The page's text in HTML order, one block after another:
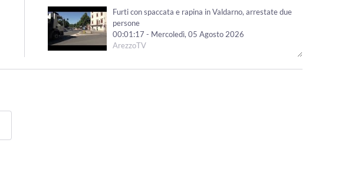
Furti con spaccata e rapina in Valdarno, arrestate due
persone
00:01:17 - Mercoledì, 05 Agosto 2026
ArezzoTV